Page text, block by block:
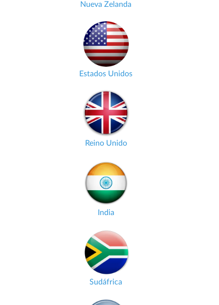
Nueva Zelanda
Estados Unidos
Reino Unido
India
Sudáfrica